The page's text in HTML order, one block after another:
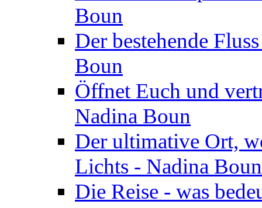
Boun
Der bestehende
Boun
Öffnet Euch und
Nadina Boun
Der ultimative Ort,
Lichts - Nadina Boun
Die Reise - was